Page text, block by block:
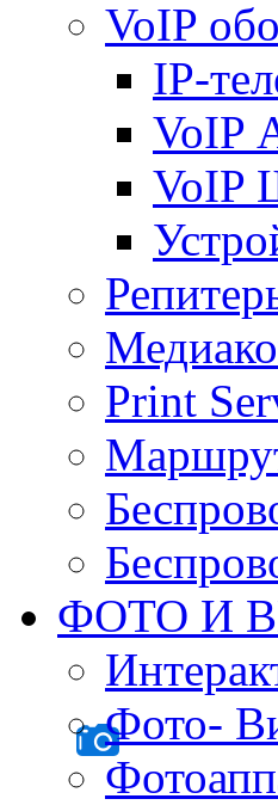
VoIP
IP-
VoIP
VoIP
Print
ФОТО И
Фото-